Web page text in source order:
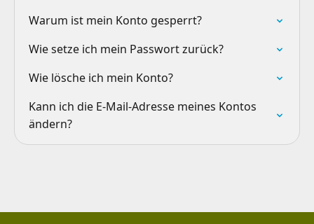
Warum ist mein Konto gesperrt?
Wie setze ich mein Passwort zurück?
Wie lösche ich mein Konto?
Kann ich die E-Mail-Adresse meines Kontos
ändern?